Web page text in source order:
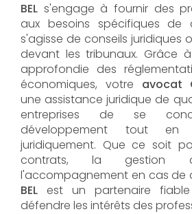
BEL s'engage à fournir des
aux besoins spécifiques de
s'agisse de conseils juridiques
devant les tribunaux. Grâce
approfondie des
économiques, votre avocat
une assistance juridique de
entreprises de se
développement tout en
juridiquement. Que ce soit
contrats, la gestion
l'accompagnement en cas de
BEL​​​​​​​ est un partenaire
défendre les intérêts des